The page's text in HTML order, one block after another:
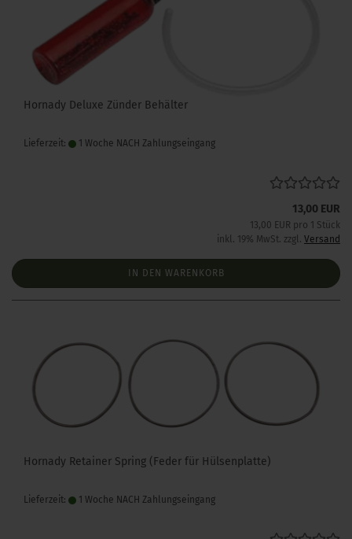
Hornady Deluxe Zünder Behälter
Lieferzeit: 1 Woche NACH Zahlungseingang
13,00 EUR
13,00 EUR pro 1 Stück
inkl. 19% MwSt. zzgl. Versand
IN DEN WARENKORB
Hornady Retainer Spring (Feder für Hülsenplatte)
Lieferzeit: 1 Woche NACH Zahlungseingang